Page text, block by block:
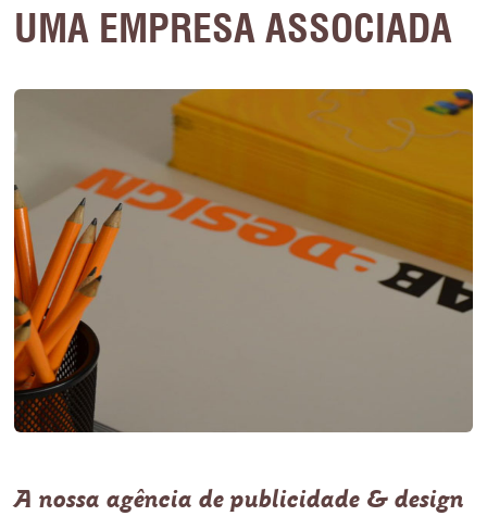
UMA EMPRESA ASSOCIADA
A nossa agência de publicidade & design